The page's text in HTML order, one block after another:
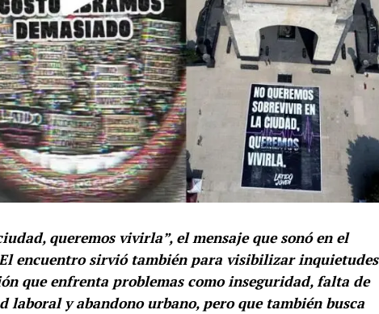
queremos vivirla”, el mensaje que sonó en el
encuentro sirvió también para visibilizar inquietudes
que enfrenta problemas como inseguridad, falta de
laboral y abandono urbano, pero que también busca